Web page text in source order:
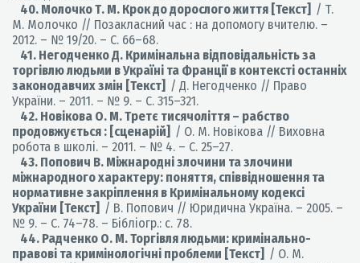
40. Молочко Т. М. Крок до дорослого життя [Текст] / Т.
М. Молочко // Позакласний час : на допомогу вчителю. –
2012. – № 19/20. – С. 66–68.
41. Негодченко Д. Кримінальна відповідальність за
торгівлю людьми в Україні та Франції в контексті останніх
законодавчих змін [Текст] / Д. Негодченко // Право
України. – 2011. – № 9. – С. 315–321.
42. Новікова О. М. Третє тисячоліття – рабство
продовжується : [сценарій] / О. М. Новікова // Виховна
робота в школі. – 2011. – № 4. – С. 25–27.
43. Попович В. Міжнародні злочини та злочини
міжнародного характеру: поняття, співвідношення та
нормативне закріплення в Кримінальному кодексі
України [Текст] / В. Попович // Юридична Україна. – 2005. –
№ 9. – С. 74–78. – Бібліогр.: с. 78.
44. Радченко О. М. Торгівля людьми: кримінально-
правові та кримінологічні проблеми [Текст] / О. М.